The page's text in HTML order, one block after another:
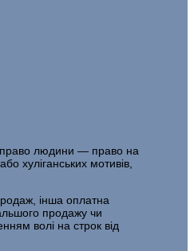
право людини — право на
хуліганських мо­тивів,
інша оплатна
продажу чи
волі на строк від